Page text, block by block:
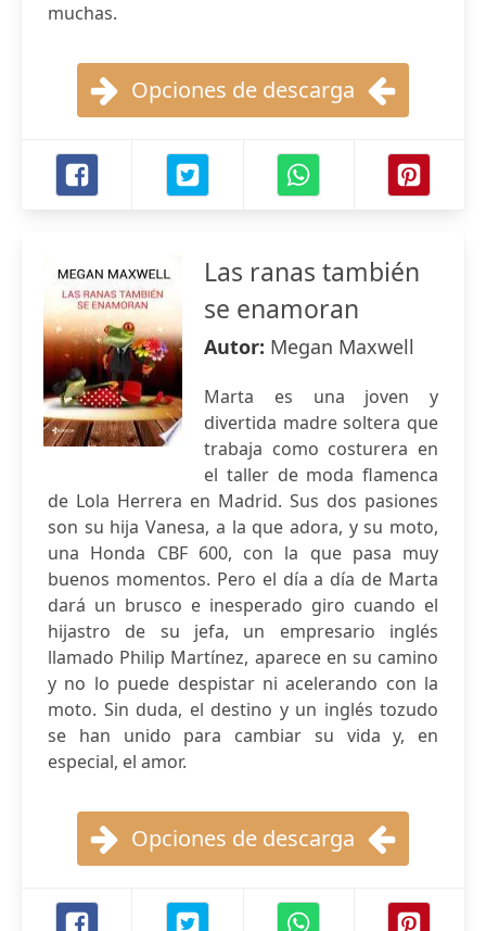
muchas.
Opciones de descarga
Las ranas también
se enamoran
Autor: Megan Maxwell
Marta es una joven y
divertida madre soltera que
trabaja como costurera en
el taller de moda flamenca
de Lola Herrera en Madrid. Sus dos pasiones
son su hija Vanesa, a la que adora, y su moto,
una Honda CBF 600, con la que pasa muy
buenos momentos. Pero el día a día de Marta
dará un brusco e inesperado giro cuando el
hijastro de su jefa, un empresario inglés
llamado Philip Martínez, aparece en su camino
y no lo puede despistar ni acelerando con la
moto. Sin duda, el destino y un inglés tozudo
se han unido para cambiar su vida y, en
especial, el amor.
Opciones de descarga